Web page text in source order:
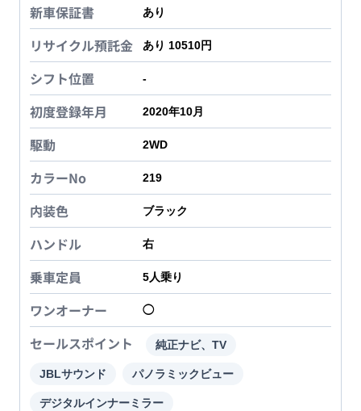
新車保証書 あり
リサイクル預託金 あり 10510円
シフト位置 -
初度登録年月 2020年10月
駆動 2WD
カラーNo 219
内装色 ブラック
ハンドル 右
乗車定員 5人乗り
ワンオーナー ◯
セールスポイント 純正ナビ、TV
JBLサウンド パノラミックビュー
デジタルインナーミラー